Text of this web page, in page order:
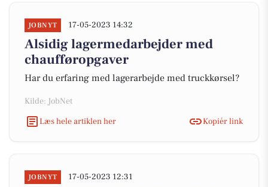
JOBNYT 17-05-2023 14:32
Alsidig lagermedarbejder med
chaufføropgaver
Har du erfaring med lagerarbejde med truckkørsel?
Kilde: JobNet
Læs hele artiklen her
Kopiér link
JOBNYT 17-05-2023 12:31